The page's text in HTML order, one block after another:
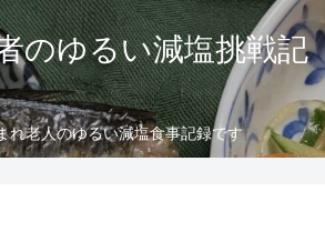
のゆるい減塩挑戦記
れ老人のゆるい減塩食事記録です